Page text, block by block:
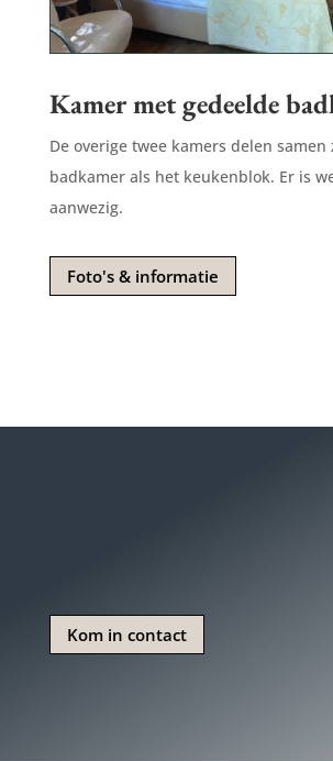
Kamer met gedeelde
De overige twee kamers delen samen
badkamer als het keukenblok. Er is
aanwezig.
Foto's & informatie
Kom in contact